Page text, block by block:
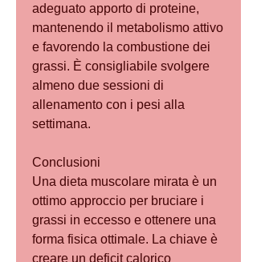
adeguato apporto di proteine,
mantenendo il metabolismo attivo
e favorendo la combustione dei
grassi. È consigliabile svolgere
almeno due sessioni di
allenamento con i pesi alla
settimana.
Conclusioni
Una dieta muscolare mirata è un
ottimo approccio per bruciare i
grassi in eccesso e ottenere una
forma fisica ottimale. La chiave è
creare un deficit calorico